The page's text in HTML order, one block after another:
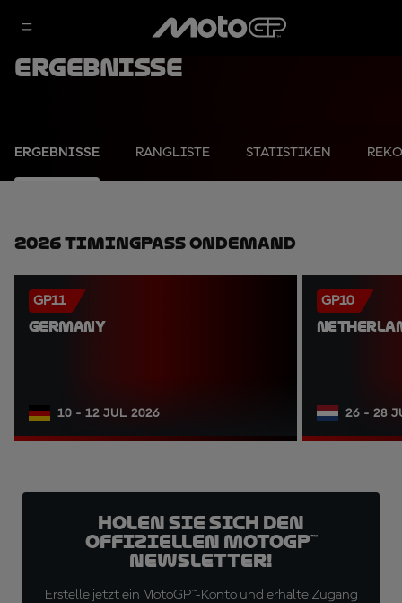
Ergebnisse
ERGEBNISSE RANGLISTE STATISTIKEN
2026 TimingPass OnDemand
GP11
GERMANY
10 - 12 JUL 2026
GP10
26 - 28
Holen Sie sich den
offiziellen MotoGP™
Newsletter!
Erstelle jetzt ein MotoGP™-Konto und erhalte Zugang